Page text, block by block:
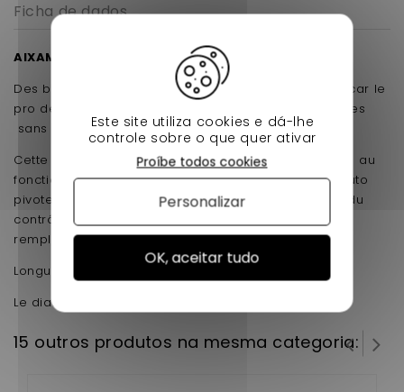
Ficha de dados
AIXAM 500.4/500.5/500SL
Des biellettes de direction à prix casser chez nessycar le
pro de VSP sont réservées uniquement aux voiturettes
sans permis de la marque Aixam
Cette pièce de direction est une chose essentielle au
fonctionnement du système de direction, si votre auto
pivote de droite a gauche sa entraînera la perte du
contrôle de votre véhicule. Il est essentiel de les
remplacer
Longueur est de 278 mm
Le diametre du filetage 14 mm
15 outros produtos na mesma categoria:
Este site utiliza cookies e dá-lhe
controle sobre o que quer ativar
OK, aceitar tudo
Proíbe todos cookies
Personalizar